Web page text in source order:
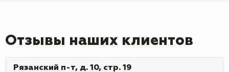
Отзывы наших клиентов
Рязанский п-т, д. 10, стр. 19